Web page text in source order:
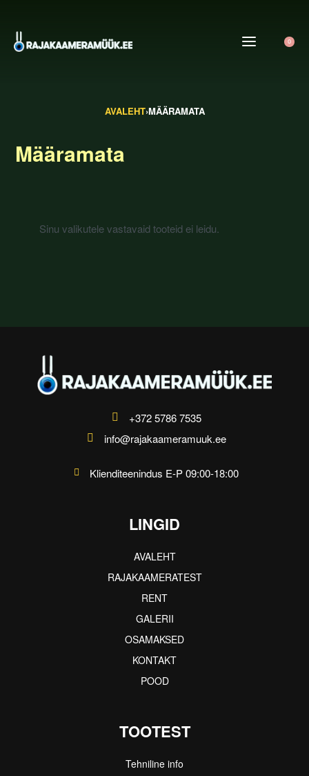
0
AVALEHT›MÄÄRAMATA
Määramata
Sinu valikutele vastavaid tooteid ei leidu.
+372 5786 7535
info@rajakaameramuuk.ee
Klienditeenindus E-P 09:00-18:00
LINGID
AVALEHT
RAJAKAAMERATEST
RENT
GALERII
OSAMAKSED
KONTAKT
POOD
TOOTEST
Tehniline info